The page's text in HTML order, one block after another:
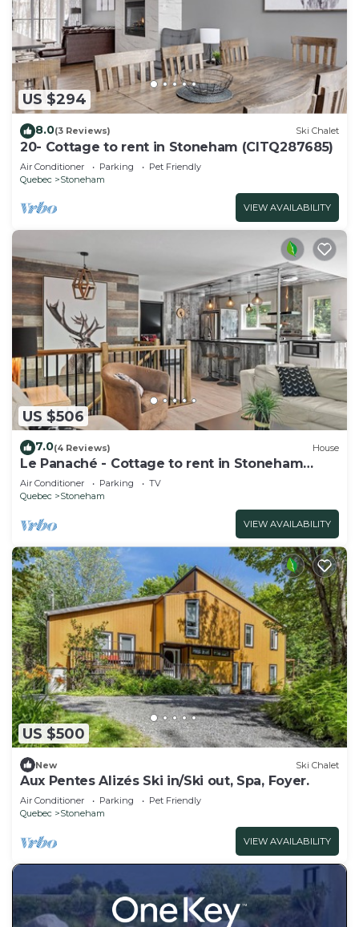
US $294
8.0(3 Reviews) Ski Chalet
20- Cottage to rent in Stoneham (CITQ287685)
Air Conditioner Parking
Pet Friendly
Quebec
Stoneham
VIEW AVAILABILITY
US $506
7.0(4 Reviews) House
Le Panaché - Cottage to rent in Stoneham
(CITQ: 298070)
Air Conditioner Parking
TV
Quebec
Stoneham
VIEW AVAILABILITY
US $500
New Ski Chalet
Aux Pentes Alizés Ski in/Ski out, Spa, Foyer.
Air Conditioner Parking
Pet Friendly
Quebec
Stoneham
VIEW AVAILABILITY